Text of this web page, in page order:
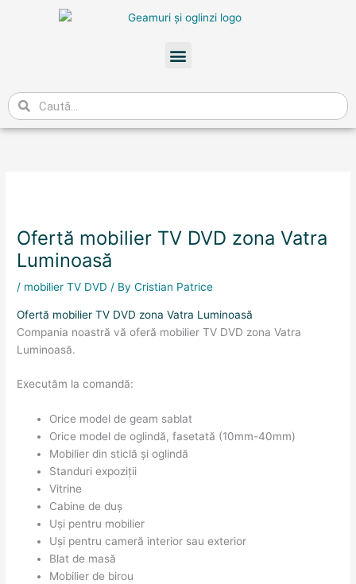
Meniu
Caută
Ofertă mobilier TV DVD zona Vatra
Luminoasă
/ mobilier TV DVD / ByCristian Patrice
Ofertă mobilier TV DVD zona Vatra Luminoasă
Compania noastră vă oferă mobilier TV DVD zona Vatra
Luminoasă.
Executăm la comandă:
Orice model de geam sablat
Orice model de oglindă, fasetată (10mm-40mm)
Mobilier din sticlă și oglindă
Standuri expoziții
Vitrine
Cabine de duș
Uși pentru mobilier
Uși pentru cameră interior sau exterior
Blat de masă
Mobilier de birou